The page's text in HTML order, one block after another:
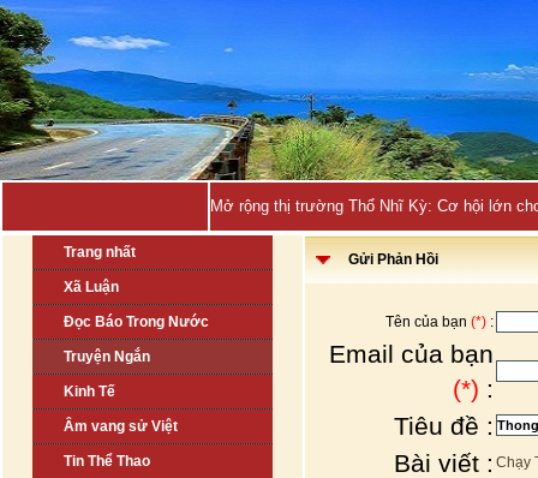
Mở rộng thị trường Thổ Nhĩ Kỳ: Cơ hội lớn
Trang nhất
Xã Luận
Đọc Báo Trong Nước
Truyện Ngắn
Kinh Tế
Âm vang sử Việt
Tin Thể Thao
Gửi Phản Hồi
Tên của bạn (*) :
Email của bạn
(*) :
Tiêu đề :
Bài viết : Chạy